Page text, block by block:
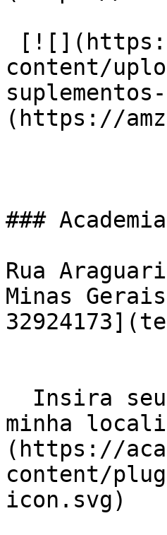
content/
(https://
###
Rua
Minas
minha
(https://
content/
icon.svg)